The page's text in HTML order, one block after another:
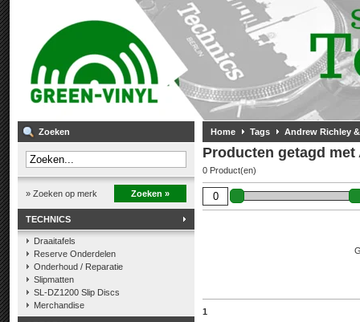
Zoeken
» Zoeken op merk Zoeken »
TECHNICS
Draaitafels
Reserve Onderdelen
Onderhoud / Reparatie
Slipmatten
SL-DZ1200 Slip Discs
Merchandise
Home Tags Andrew Richley
Producten getagd
0 Product(en)
1